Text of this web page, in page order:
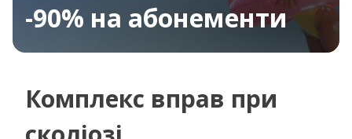
-90% на абонементи
Комплекс вправ при